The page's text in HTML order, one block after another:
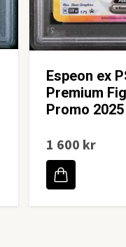
Espeon ex
Premium
Promo 2025
1 600 kr